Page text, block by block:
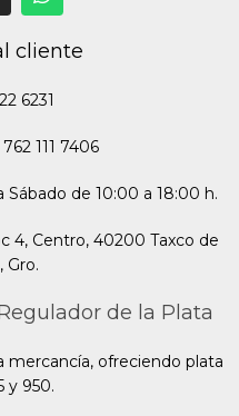
cliente
6231
111 7406
de 10:00 a 18:00 h.
4, Centro, 40200 Taxco de
Gro.
de la Plata
mercancía, ofreciendo plata
y 950.